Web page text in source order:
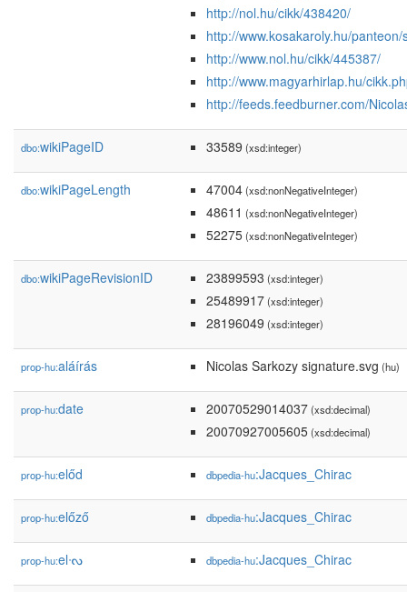
http://nol.hu/cikk/438420/
http://www.kosakaroly.hu/
http://www.nol.hu/cikk/445387/
http://www.magyarhirlap.hu/
http://feeds.feedburner.com/
dbo:wikiPageID 33589 (xsd:integer)
dbo:wikiPageLength 47004(xsd:nonNegativeInteger)
48611 (xsd:nonNegativeInteger)
52275(xsd:nonNegativeInteger)
dbo:wikiPageRevisionID 23899593 (xsd:integer)
25489917(xsd:integer)
28196049 (xsd:integer)
prop-hu:aláírás Nicolas Sarkozy signature.svg (hu)
prop-hu:date 20070529014037(xsd:decimal)
20070927005605(xsd:decimal)
prop-hu:előd dbpedia-hu:Jacques_Chirac
prop-hu:előző dbpedia-hu:Jacques_Chirac
prop-hu:elᔝ dbpedia-hu:Jacques_Chirac